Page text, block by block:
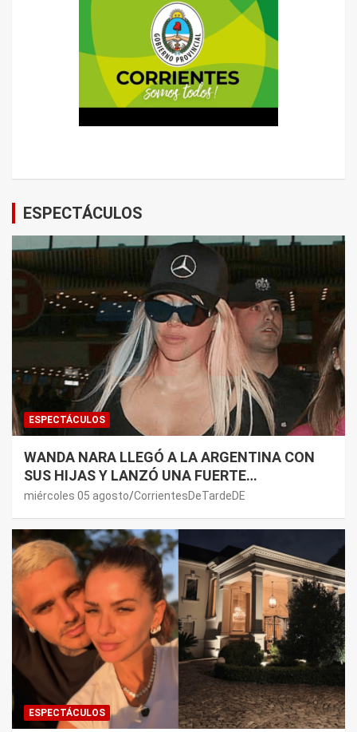
ESPECTÁCULOS
ESPECTÁCULOS
WANDA NARA LLEGÓ A LA ARGENTINA CON
SUS HIJAS Y LANZÓ UNA FUERTE
PREMONICIÓN SOBRE MAURO ICARDI
miércoles 05 agosto CorrientesDeTardeDE
ESPECTÁCULOS